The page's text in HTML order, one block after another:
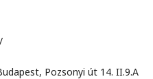
Pozsonyi út 14. II.9.A